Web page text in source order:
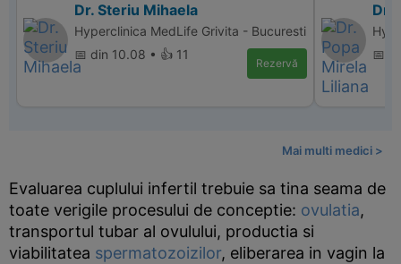
Dr. Steriu Mihaela
Hyperclinica MedLife Grivita - Bucuresti
📅 din 10.08 • 👍 11
Rezervă
Dr.
📅
Mai multi medici >
Evaluarea cuplului infertil trebuie sa tina seama de
toate verigile procesului de conceptie: ovulatia,
transportul tubar al ovulului, productia si
viabilitatea spermatozoizilor, eliberarea in vagin la